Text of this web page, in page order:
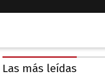
Las más leídas